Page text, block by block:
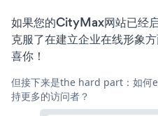
如果您的CityMax网站已经
克服了在建立企业在线形象
喜你！
但接下来是the hard part：如何
持更多的访问者？